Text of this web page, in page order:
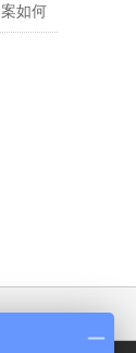
如何